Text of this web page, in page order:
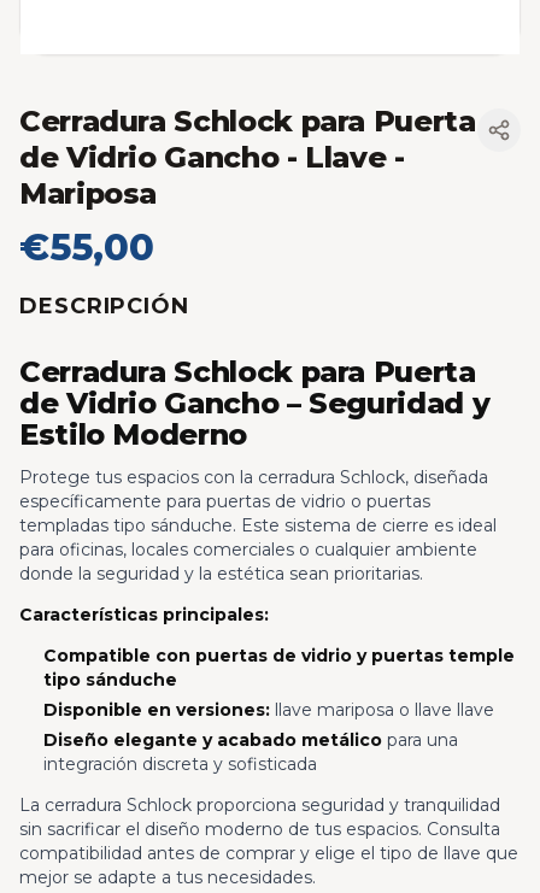
Cerradura Schlock para Puerta
de Vidrio Gancho- Llave -
Mariposa
€55,00
DESCRIPCIÓN
Cerradura Schlock para Puerta
de Vidrio Gancho – Seguridad y
Estilo Moderno
Protege tus espacios con la cerradura Schlock, diseñada
específicamente para puertas de vidrio o puertas
templadas tipo sánduche. Este sistema de cierre es ideal
para oficinas, locales comerciales o cualquier ambiente
donde la seguridad y la estética sean prioritarias.
Características principales:
Compatible con puertas de vidrio y puertas temple
tipo sánduche
Disponible en versiones:llave mariposa o llave llave
Diseño elegante y acabado metálicopara una
integración discreta y sofisticada
La cerradura Schlock proporciona seguridad y tranquilidad
sin sacrificar el diseño moderno de tus espacios. Consulta
compatibilidad antes de comprar y elige el tipo de llave que
mejor se adapte a tus necesidades.